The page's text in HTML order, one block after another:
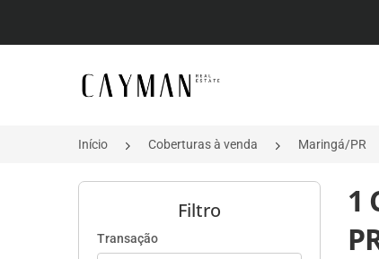
Página inicial
Início Coberturas à venda Maringá/PR
Filtro
Transação
1